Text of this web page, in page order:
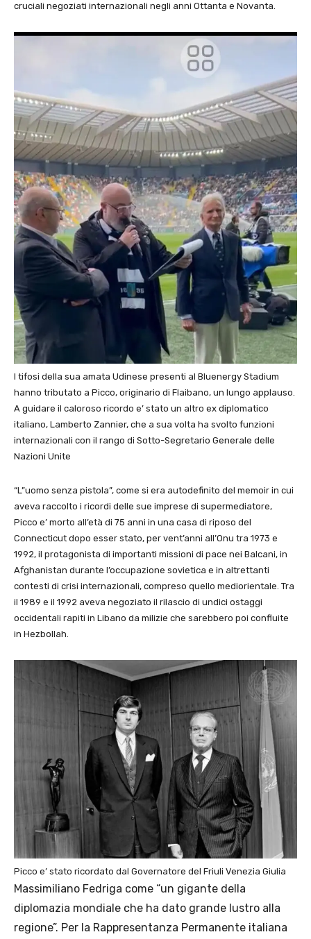
cruciali negoziati internazionali negli anni Ottanta e Novanta.
I tifosi della sua amata Udinese presenti al Bluenergy Stadium
hanno tributato a Picco, originario di Flaibano, un lungo applauso.
A guidare il caloroso ricordo e’ stato un altro ex diplomatico
italiano, Lamberto Zannier, che a sua volta ha svolto funzioni
internazionali con il rango di Sotto-Segretario Generale delle
Nazioni Unite
“L”uomo senza pistola”, come si era autodefinito del memoir in cui
aveva raccolto i ricordi delle sue imprese di supermediatore,
Picco e’ morto all’età di 75 anni in una casa di riposo del
Connecticut dopo esser stato, per vent’anni all’Onu tra 1973 e
1992, il protagonista di importanti missioni di pace nei Balcani, in
Afghanistan durante l’occupazione sovietica e in altrettanti
contesti di crisi internazionali, compreso quello mediorientale. Tra
il 1989 e il 1992 aveva negoziato il rilascio di undici ostaggi
occidentali rapiti in Libano da milizie che sarebbero poi confluite
in Hezbollah.
Picco e’ stato ricordato dal Governatore del Friuli Venezia Giulia
Massimiliano Fedriga come “un gigante della
diplomazia mondiale che ha dato grande lustro alla
regione”. Per la Rappresentanza Permanente italiana